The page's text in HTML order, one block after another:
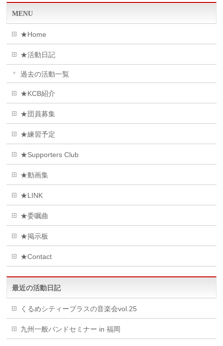
MENU
★Home
★活動日記
過去の活動一覧
★KCB紹介
★団員募集
★練習予定
★Supporters Club
★動画集
★LINK
★委嘱曲
★掲示板
★Contact
最近の活動日記
くるめシティーブラスの音楽会vol.25
九州一般バンドセミナー in 福岡